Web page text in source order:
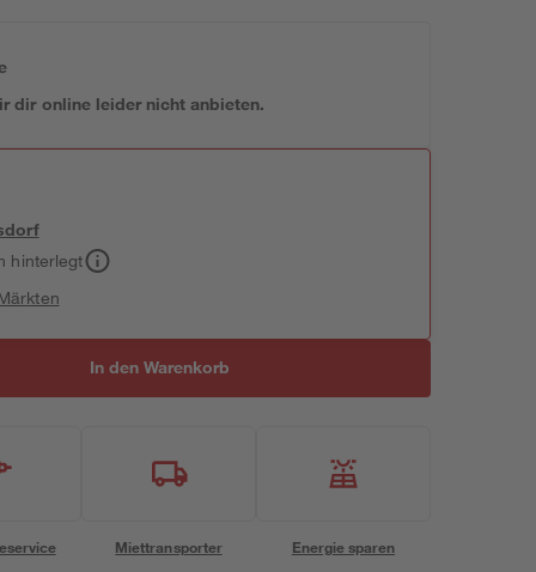
dir online leider nicht anbieten.
hinterlegt
In den Warenkorb
Miettransporter Energie sparen